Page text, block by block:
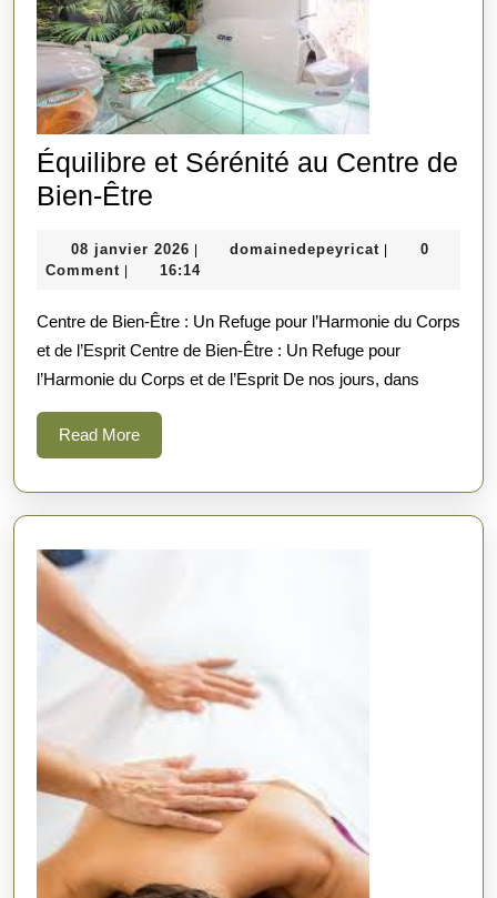
Équilibre et Sérénité au Centre de
Bien-Être
Sérénité
Centre
de
Bien-
Être
08 janvier 2026 08
janvier
domainedepeyricat
0
Comment
16:14
Centre de Bien-Être : Un Refuge pour l’Harmonie du Corps
et de l’Esprit Centre de Bien-Être : Un Refuge pour
l’Harmonie du Corps et de l’Esprit De nos jours, dans
Read MoreRead
More